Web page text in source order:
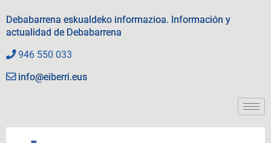
Debabarrena eskualdeko informazioa. Información y
actualidad de Debabarrena
946 550 033
info@eiberri.eus